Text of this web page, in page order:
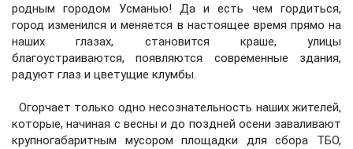
родным городом Усманью! Да и есть чем гордиться,
город изменился и меняется в настоящее время прямо на
наших глазах, становится краше, улицы
благоустраиваются, появляются современные здания,
радуют глаз и цветущие клумбы.
Огорчает только одно несознательность наших жителей,
которые, начиная с весны и до поздней осени заваливают
крупногабаритным мусором площадки для сбора ТБО,